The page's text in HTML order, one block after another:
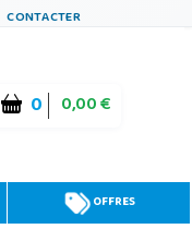
CONTACTER
0 0,00 €
OFFRES